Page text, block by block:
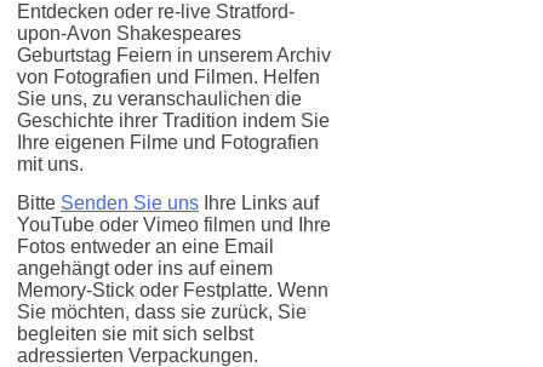
Entdecken oder re-live Stratford-
upon-Avon Shakespeares
Geburtstag Feiern in unserem Archiv
von Fotografien und Filmen. Helfen
Sie uns, zu veranschaulichen die
Geschichte ihrer Tradition indem Sie
Ihre eigenen Filme und Fotografien
mit uns.
Bitte Senden Sie uns Ihre Links auf
YouTube oder Vimeo filmen und Ihre
Fotos entweder an eine Email
angehängt oder ins auf einem
Memory-Stick oder Festplatte. Wenn
Sie möchten, dass sie zurück, Sie
begleiten sie mit sich selbst
adressierten Verpackungen.